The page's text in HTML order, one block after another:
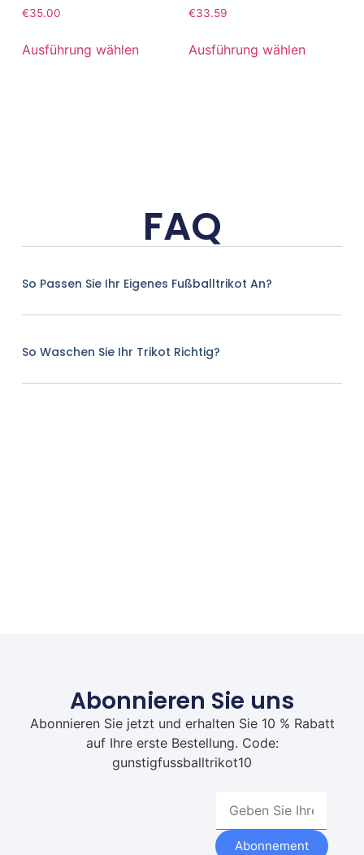
€35.00
Ausführung wählen
€33.59
Ausführung wählen
FAQ
So Passen Sie Ihr Eigenes Fußballtrikot An?
So Waschen Sie Ihr Trikot Richtig?
Abonnieren Sie uns
Abonnieren Sie jetzt und erhalten Sie 10 % Rabatt
auf Ihre erste Bestellung. Code:
gunstigfussballtrikot10
Abonnement